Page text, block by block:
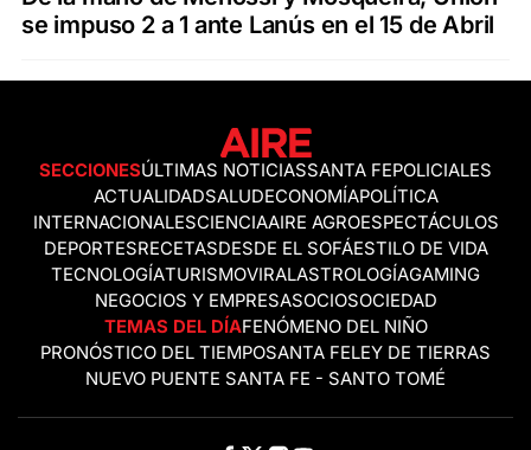
se impuso 2 a 1 ante Lanús en el 15 de Abril
SECCIONESÚLTIMAS NOTICIASSANTA FEPOLICIALES
ACTUALIDADSALUDECONOMÍAPOLÍTICA
INTERNACIONALESCIENCIAAIRE AGROESPECTÁCULOS
DEPORTESRECETASDESDE EL SOFÁESTILO DE VIDA
TECNOLOGÍATURISMOVIRALASTROLOGÍAGAMING
NEGOCIOS Y EMPRESASOCIOSOCIEDAD
TEMAS DEL DÍAFENÓMENO DEL NIÑO
PRONÓSTICO DEL TIEMPOSANTA FELEY DE TIERRAS
NUEVO PUENTE SANTA FE - SANTO TOMÉ